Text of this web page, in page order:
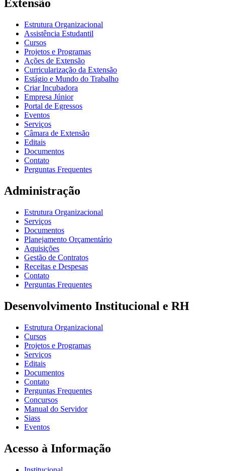
Extensão
Estrutura Organizacional
Assistência Estudantil
Cursos
Projetos e Programas
Ações de Extensão
Curricularização da Extensão
Estágio e Mundo do Trabalho
Criar Incubadora
Empresa Júnior
Portal de Egressos
Eventos
Serviços
Câmara de Extensão
Editais
Documentos
Contato
Perguntas Frequentes
Administração
Estrutura Organizacional
Serviços
Documentos
Planejamento Orçamentário
Aquisições
Gestão de Contratos
Receitas e Despesas
Contato
Perguntas Frequentes
Desenvolvimento Institucional e RH
Estrutura Organizacional
Cursos
Projetos e Programas
Serviços
Editais
Documentos
Contato
Perguntas Frequentes
Concursos
Manual do Servidor
Siass
Eventos
Acesso à Informação